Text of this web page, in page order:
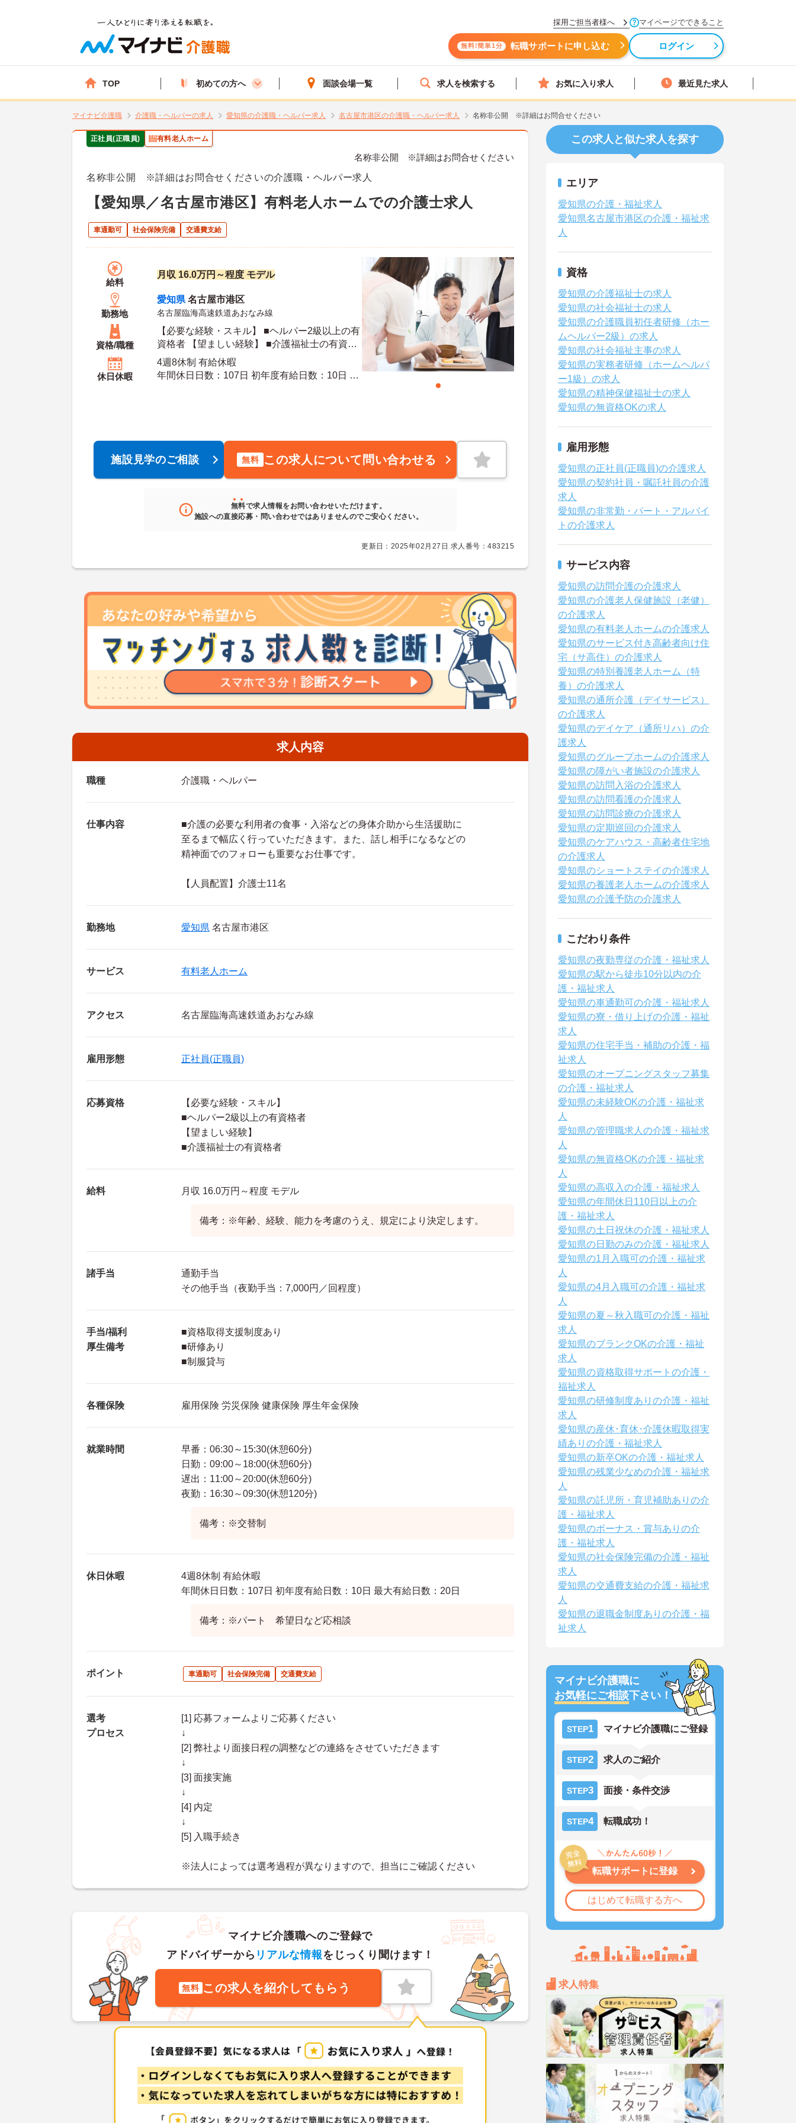
採用ご担当者様へ マイページでできること
無料!簡単1分 転職サポートに申し込む ログイン
TOP 初めての方へ 面談会場一覧 求人を検索する お気に入り求人 最近見た求人
マイナビ介護職 介護職・ヘルパーの求人 愛知県の介護職・ヘルパー求人 名古屋市港区の介護職・ヘルパー求人 名称非公開 ※詳細はお問合せください
正社員(正職員) 有料老人ホーム
名称非公開 ※詳細はお問合せください
名称非公開 ※詳細はお問合せくださいの介護職・ヘルパー求人
【愛知県／名古屋市港区】有料老人ホームでの介護士求人
車通勤可 社会保険完備 交通費支給
給料
月収 16.0万円～程度 モデル
勤務地
愛知県 名古屋市港区
名古屋臨海高速鉄道あおなみ線
資格/職種
【必要な経験・スキル】 ■ヘルパー2級以上の有
資格者 【望ましい経験】 ■介護福祉士の有資格
者
休日休暇
4週8休制 有給休暇
年間休日日数：107日 初年度有給日数：10日 最
施設見学のご相談 無料 この求人について問い合わせる
無料で求人情報をお問い合わせいただけます。
施設への直接応募・問い合わせではありませんのでご安心ください。
更新日：2025年02月27日 求人番号：483215
求人内容
職種 介護職・ヘルパー
仕事内容
■介護の必要な利用者の食事・入浴などの身体介助から生活援助に
至るまで幅広く行っていただきます。また、話し相手になるなどの
精神面でのフォローも重要なお仕事です。
【人員配置】介護士11名
勤務地 愛知県 名古屋市港区
サービス 有料老人ホーム
アクセス 名古屋臨海高速鉄道あおなみ線
雇用形態 正社員(正職員)
応募資格
【必要な経験・スキル】
■ヘルパー2級以上の有資格者
【望ましい経験】
■介護福祉士の有資格者
給料 月収 16.0万円～程度 モデル
備考：※年齢、経験、能力を考慮のうえ、規定により決定します。
諸手当
通勤手当
その他手当（夜勤手当：7,000円／回程度）
手当/福利
厚生備考
■資格取得支援制度あり
■研修あり
■制服貸与
各種保険 雇用保険 労災保険 健康保険 厚生年金保険
就業時間
早番：06:30～15:30(休憩60分)
日勤：09:00～18:00(休憩60分)
遅出：11:00～20:00(休憩60分)
夜勤：16:30～09:30(休憩120分)
備考：※交替制
休日休暇
4週8休制 有給休暇
年間休日日数：107日 初年度有給日数：10日 最大有給日数：20日
備考：※パート 希望日など応相談
ポイント 車通勤可 社会保険完備 交通費支給
選考
プロセス
[1] 応募フォームよりご応募ください
↓
[2] 弊社より面接日程の調整などの連絡をさせていただきます
↓
[3] 面接実施
↓
[4] 内定
↓
[5] 入職手続き
※法人によっては選考過程が異なりますので、担当にご確認ください
マイナビ介護職へのご登録で
アドバイザーから リアルな情報をじっくり聞けます！
無料 この求人を紹介してもらう
この求人と似た求人を探す
エリア
愛知県の介護・福祉求人
愛知県名古屋市港区の介護・福祉求
人
資格
愛知県の介護福祉士の求人
愛知県の社会福祉士の求人
愛知県の介護職員初任者研修（ホー
ムヘルパー2級）の求人
愛知県の社会福祉主事の求人
愛知県の実務者研修（ホームヘルパ
ー1級）の求人
愛知県の精神保健福祉士の求人
愛知県の無資格OKの求人
雇用形態
愛知県の正社員(正職員)の介護求人
愛知県の契約社員・嘱託社員の介護
求人
愛知県の非常勤・パート・アルバイ
トの介護求人
サービス内容
愛知県の訪問介護の介護求人
愛知県の介護老人保健施設（老健）
の介護求人
愛知県の有料老人ホームの介護求人
愛知県のサービス付き高齢者向け住
宅（サ高住）の介護求人
愛知県の特別養護老人ホーム（特
養）の介護求人
愛知県の通所介護（デイサービス）
の介護求人
愛知県のデイケア（通所リハ）の介
護求人
愛知県のグループホームの介護求人
愛知県の障がい者施設の介護求人
愛知県の訪問入浴の介護求人
愛知県の訪問看護の介護求人
愛知県の訪問診療の介護求人
愛知県の定期巡回の介護求人
愛知県のケアハウス・高齢者住宅地
の介護求人
愛知県のショートステイの介護求人
愛知県の養護老人ホームの介護求人
愛知県の介護予防の介護求人
こだわり条件
愛知県の夜勤専従の介護・福祉求人
愛知県の駅から徒歩10分以内の介
護・福祉求人
愛知県の車通勤可の介護・福祉求人
愛知県の寮・借り上げの介護・福祉
求人
愛知県の住宅手当・補助の介護・福
祉求人
愛知県のオープニングスタッフ募集
の介護・福祉求人
愛知県の未経験OKの介護・福祉求
人
愛知県の管理職求人の介護・福祉求
人
愛知県の無資格OKの介護・福祉求
人
愛知県の高収入の介護・福祉求人
愛知県の年間休日110日以上の介
護・福祉求人
愛知県の土日祝休の介護・福祉求人
愛知県の日勤のみの介護・福祉求人
愛知県の1月入職可の介護・福祉求
人
愛知県の4月入職可の介護・福祉求
人
愛知県の夏～秋入職可の介護・福祉
求人
愛知県のブランクOKの介護・福祉
求人
愛知県の資格取得サポートの介護・
福祉求人
愛知県の研修制度ありの介護・福祉
求人
愛知県の産休･育休･介護休暇取得実
績ありの介護・福祉求人
愛知県の新卒OKの介護・福祉求人
愛知県の残業少なめの介護・福祉求
人
愛知県の託児所・育児補助ありの介
護・福祉求人
愛知県のボーナス・賞与ありの介
護・福祉求人
愛知県の社会保険完備の介護・福祉
求人
愛知県の交通費支給の介護・福祉求
人
愛知県の退職金制度ありの介護・福
祉求人
マイナビ介護職に
お気軽にご相談下さい！
STEP1 マイナビ介護職にご登録
STEP2 求人のご紹介
STEP3 面接・条件交渉
STEP4 転職成功！
転職サポートに登録
はじめて転職する方へ
求人特集